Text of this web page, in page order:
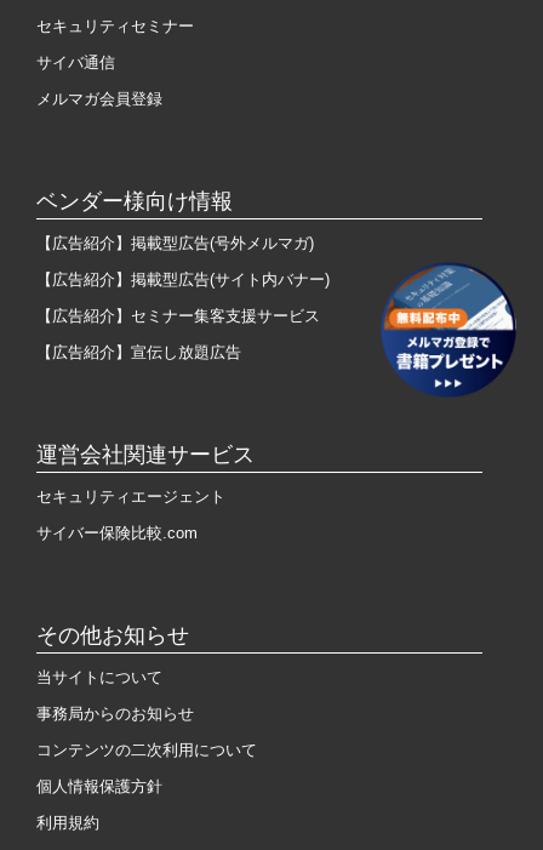
セキュリティセミナー
サイバ通信
メルマガ会員登録
ベンダー様向け情報
【広告紹介】掲載型広告(号外メルマガ)
【広告紹介】掲載型広告(サイト内バナー)
【広告紹介】セミナー集客支援サービス
【広告紹介】宣伝し放題広告
運営会社関連サービス
セキュリティエージェント
サイバー保険比較.com
その他お知らせ
当サイトについて
事務局からのお知らせ
コンテンツの二次利用について
個人情報保護方針
利用規約